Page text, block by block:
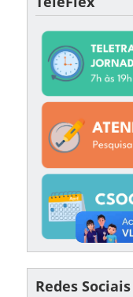
Redes Sociais